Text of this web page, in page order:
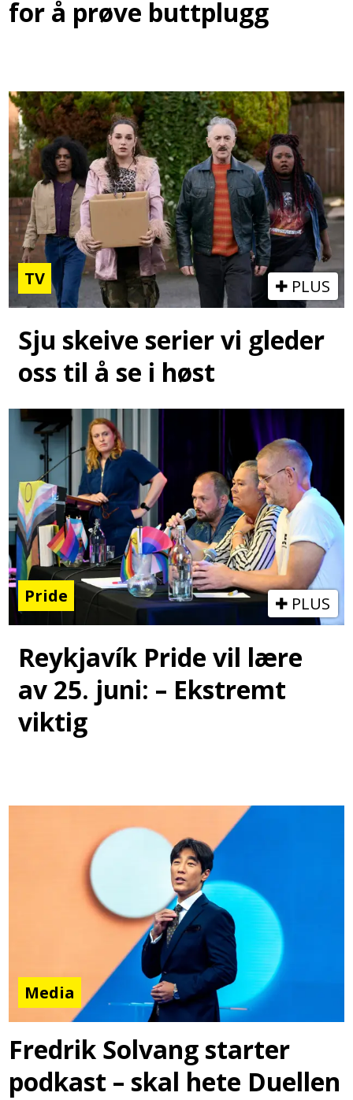
for å prøve buttplugg
TV PLUS
Sju skeive serier vi gleder
oss til å se i høst
Pride PLUS
Reykjavík Pride vil lære
av 25. juni: – Ekstremt
viktig
Media
Fredrik Solvang starter
podkast – skal hete Duellen